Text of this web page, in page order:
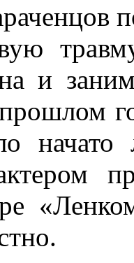
и
начато